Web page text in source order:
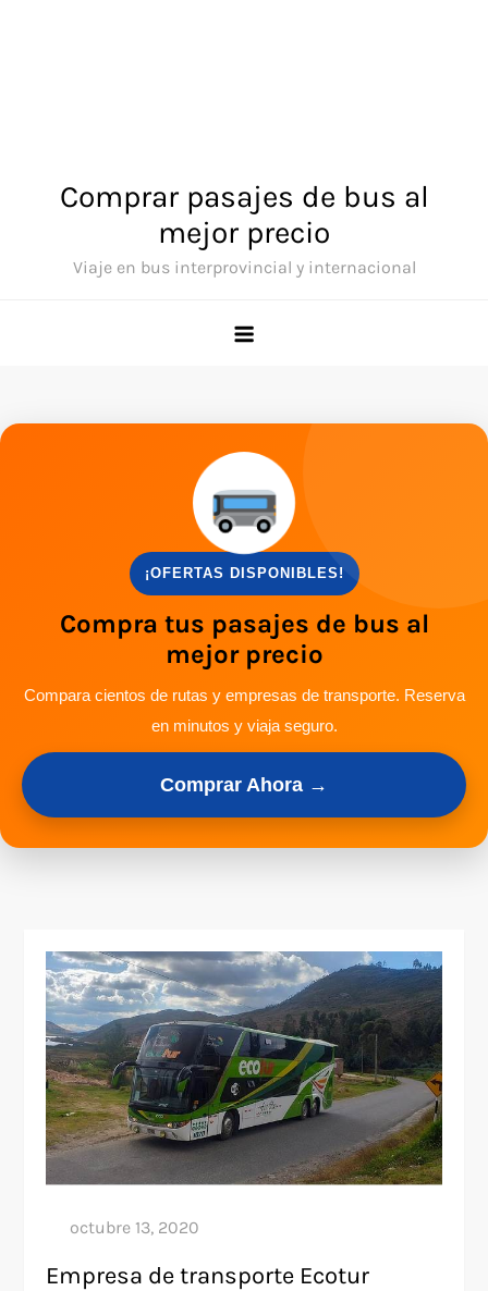
Comprar pasajes de bus al
mejor precio
Viaje en bus interprovincial y internacional
¡OFERTAS DISPONIBLES!
Compra tus pasajes de bus al
mejor precio
Compara cientos de rutas y empresas de transporte. Reserva
en minutos y viaja seguro.
Comprar Ahora →
Empresa de transporte Ecotur